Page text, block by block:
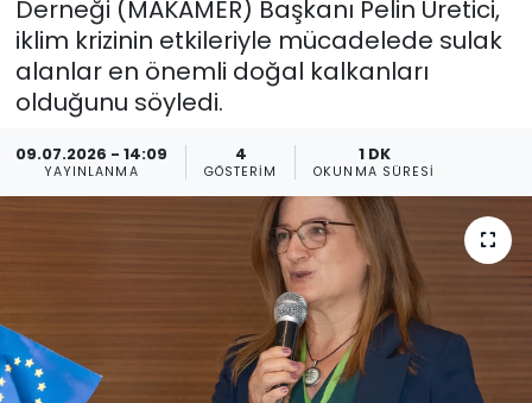
Derneği (MAKAMER) Başkanı Pelin Üretici,
iklim krizinin etkileriyle mücadelede sulak
alanlar en önemli doğal kalkanları
olduğunu söyledi.
09.07.2026 - 14:09
YAYINLANMA
4
GÖSTERIM
1 DK
OKUNMA SÜRESI
Güncel
Gündem
KKTC YEREL SEÇİM 2018
Moda